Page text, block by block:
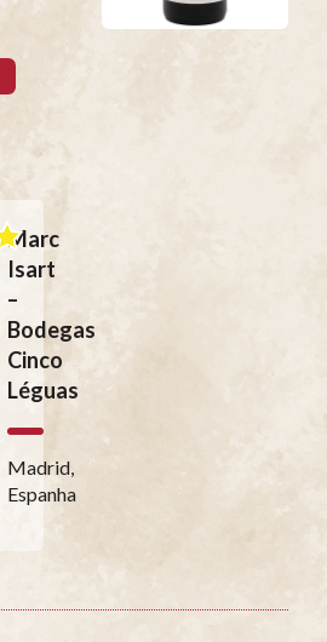
Marc
Isart
–
Bodegas
Cinco
Léguas
Madrid,
Espanha